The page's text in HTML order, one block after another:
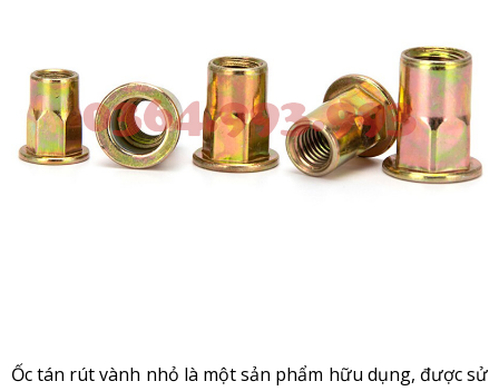
Ốc tán rút vành nhỏ là một sản phẩm hữu dụng, được sử